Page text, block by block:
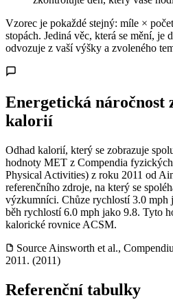
Vzorec je pokaždé stejný: míle ×
stopách. Jediná věc, která se mění, je
odvozuje z vaší výšky a zvoleného
Energetická náročnost
kalorií
Odhad kalorií, který se zobrazuje
hodnoty MET z Compendia
Physical Activities) z roku 2011 od
referenčního zdroje, na který se
výzkumníci. Chůze rychlostí 3.0 mph
běh rychlostí 6.0 mph jako 9.8. Tyto
kalorické rovnice ACSM.
Source Ainsworth et al.,
2011. (2011)
Referenční tabulky